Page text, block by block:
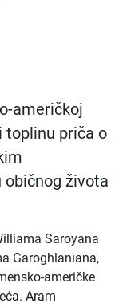
američkoj
toplinu priča o
života
Saroyana
Garoghlaniana,
američke
Aram